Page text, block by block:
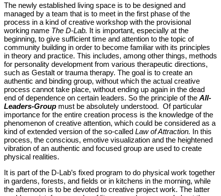
The newly established living space is to be designed and
managed by a team that is to meet in the first phase of the
process in a kind of creative workshop with the provisional
working name The D-Lab. It is important, especially at the
beginning, to give sufficient time and attention to the topic of
community building in order to become familiar with its principles
in theory and practice. This includes, among other things, methods
for personality development from various therapeutic directions,
such as Gestalt or trauma therapy. The goal is to create an
authentic and binding group, without which the actual creative
process cannot take place, without ending up again in the dead
end of dependence on certain leaders. So the principle of the All-
Leaders-Group must be absolutely understood. Of particular
importance for the entire creation process is the knowledge of the
phenomenon of creative attention, which could be considered as a
kind of extended version of the so-called Law of Attraction. In this
process, the conscious, emotive visualization and the heightened
vibration of an authentic and focused group are used to create
physical realities.
It is part of the D-Lab’s fixed program to do physical work together
in gardens, forests, and fields or in kitchens in the morning, while
the afternoon is to be devoted to creative project work. The latter